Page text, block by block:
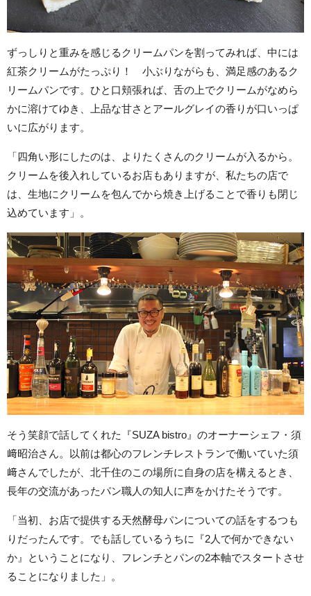
ずっしりと重みを感じるクリームパンを割ってみれば、中には
紅茶クリームがたっぷり！ 小ぶりながらも、満足感のあるク
リームパンです。ひと口頬張れば、舌の上でクリームがなめら
かに溶けてゆき、上品な甘さとアールグレイの香りが口いっぱ
いに広がります。
「四角い形にしたのは、よりたくさんのクリームが入るから。
クリームを後入れしているお店もありますが、私たちの店で
は、生地にクリームを包んでから焼き上げることで香りも閉じ
込めています」。
そう笑顔で話してくれた『SUZA bistro』のオーナーシェフ・須
﨑昭治さん。以前は都心のフレンチレストランで働いていた須
﨑さんでしたが、北千住のこの場所に自身の店を構えるとき、
長年の交流があったパン職人の知人に声をかけたそうです。
「当初、お店で提供する天然酵母パンについての話をするつも
りだったんです。でも話しているうちに『2人で何かできない
か』ということになり、フレンチとパンの2本軸でスタートさせ
ることになりました」。